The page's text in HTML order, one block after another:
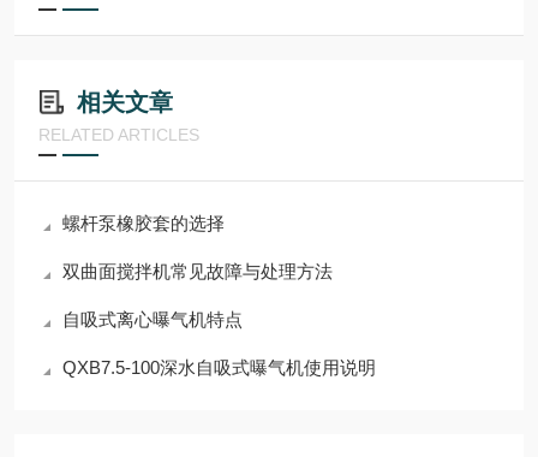
相关文章
RELATED ARTICLES
螺杆泵橡胶套的选择
双曲面搅拌机常见故障与处理方法
自吸式离心曝气机特点
QXB7.5-100深水自吸式曝气机使用说明